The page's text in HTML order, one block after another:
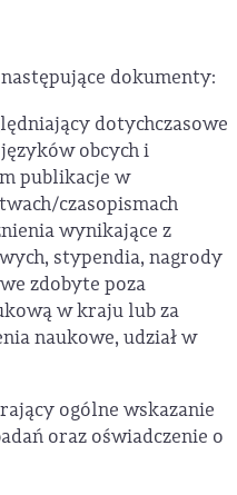
dokumenty:
dotychczasowe
obcych i
publikacje w
czasopismach
wynikające z
stypendia, nagrody
zdobyte poza
w kraju lub za
naukowe, udział w
ogólne wskazanie
oraz oświadczenie o